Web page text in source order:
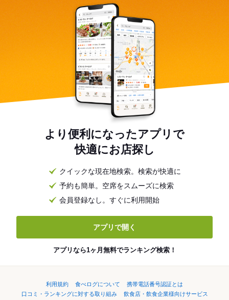
より便利になったアプリで
快適にお店探し
クイックな現在地検索。検索が快適に
予約も簡単。空席をスムーズに検索
会員登録なし。すぐに利用開始
アプリで開く
アプリなら1ヶ月無料でランキング検索！
利用規約 食べログについて
携帯電話番号認証とは
口コミ・ランキングに対する取り組み
飲食店・飲食企業様向けサービス